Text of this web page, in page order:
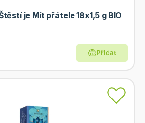
je Mít přátele 18x1,5 g BIO
Přidat